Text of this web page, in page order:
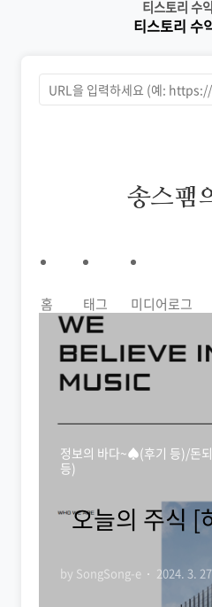
티스토리 수
티스토리 수
송스팸
홈 태그 미디어로그
정보의 바다~♠(후기 등)/돈
등)
오늘의 주식 [
by SongSong-e 2024. 3.